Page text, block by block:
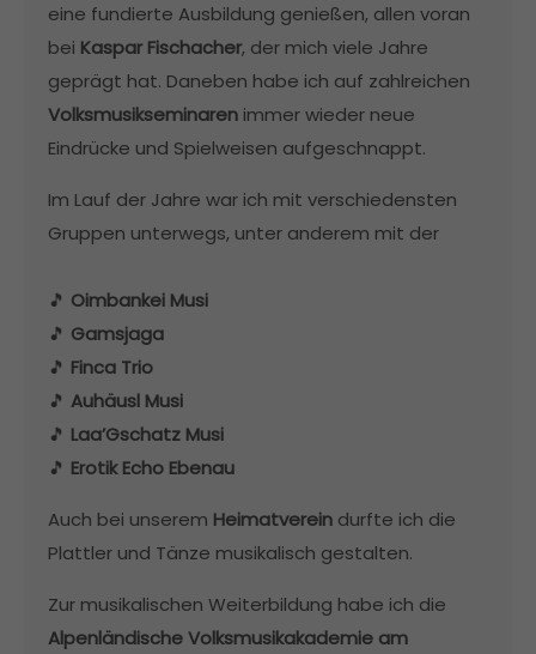
eine fundierte Ausbildung genießen, allen voran
bei Kaspar Fischacher, der mich viele Jahre
geprägt hat. Daneben habe ich auf zahlreichen
Volksmusikseminaren immer wieder neue
Eindrücke und Spielweisen aufgeschnappt.
Im Lauf der Jahre war ich mit verschiedensten
Gruppen unterwegs, unter anderem mit der
🎵 Oimbankei Musi
🎵 Gamsjaga
🎵 Finca Trio
🎵Auhäusl Musi
🎵 Laa’Gschatz Musi
🎵 Erotik Echo Ebenau
Auch bei unserem Heimatverein durfte ich die
Plattler und Tänze musikalisch gestalten.
Zur musikalischen Weiterbildung habe ich die
Alpenländische Volksmusikakademie am